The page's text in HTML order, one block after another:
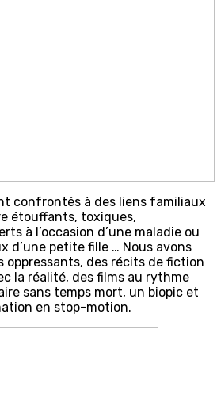
confrontés à des liens familiaux
étouffants, toxiques,
à l’occasion d’une maladie ou
d’une petite fille … Nous avons
oppressants, des récits de fiction
la réalité, des films au rythme
sans temps mort, un biopic et
en stop-motion.